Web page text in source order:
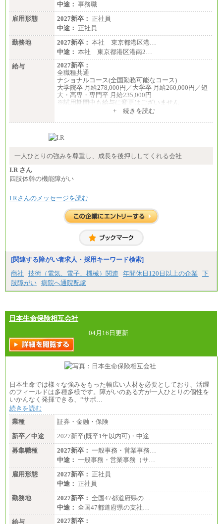
※基本給のみ（地域手当なし）
※試用期間中も給与変更なし
中途：
【阪急交通社】
◆正社員/総合職
月給250,000円～(※1)、247,000円～(※2)、242,000円
～(※3)、239,000円～(※4)、237,000円～（※5）
・月給は一律地域手当を含んだ金額を表示
（※1…36,000円、※2…33,000円、※3…28,000円、
※4…25,000円、※5…23,000円）
・試用期間中も給与変更なし
◆正社員/基幹職
〈東京・神奈川〉月給219,000 円～ 〈大阪・兵庫〉
・試用期間中も給与変更なし
月給187,500円～(※1)、184,000円～(※2)、180,500円
※1…東京都、埼玉県、千葉県、神奈川県
※3…愛知県、静岡県
※4…北海道、宮城県、栃木県、群馬県、長野県、新
潟県、富山県、石川県、岡山県、広島県、山口県、
香川県、福岡県
※5…青森県、鳥取県、島根県、愛媛県、高知県、大
県、福島県、山形県
◆パート・アルバイト
時給制：最低時給額 1,050円～ ※勤務地により異な
【エアサーブ】
月給223,000円～
中途： 事務職
雇用形態
2027新卒： 正社員
中途： 正社員
勤務地
2027新卒： 本社 東京都港区港…
中途： 本社 東京都港区港南2…
給与
2027新卒：
全職種共通
ナショナルコース(全国勤務可能なコース)
大学院卒 月給278,000円／大学卒 月給260,000円／短
大・高専・専門卒 月給235,000円
※試用期間中も給与に変更はございません
大学院卒 月給264,000円／大学卒 月給250,000円／短
※試用期間中も給与に変更はございません
月給：250,000円～400,000円
+ 続きを読む
一人ひとりの強みを尊重し、成長を後押ししてくれる会社
I.R さん
四肢体幹の機能障がい
I.Rさんのメッセージを読む
[関連する障がい者求人・採用キーワード検索]
商社
技術（電気、電子、機械）関連 年間休日120日以上の企業
下
肢障がい 病院へ通院配慮
日本生命保険相互会社
04月16日更新
日本生命では様々な強みをもった幅広い人材を必要としており、活躍
のフィールドは多種多様です。障がいのある方が一人ひとりの個性を
いかんなく発揮できる、“サポ…
続きを読む
業種
証券・金融・保険
新卒／中途
2027新卒(既卒1年以内可)・中途
募集職種
2027新卒： 一般事務・営業事務…
中途： 一般事務・営業事務（サ…
雇用形態
2027新卒： 正社員
中途： 正社員
勤務地
2027新卒： 全国47都道府県の…
中途： 全国47都道府県の支社…
給与
2027新卒：